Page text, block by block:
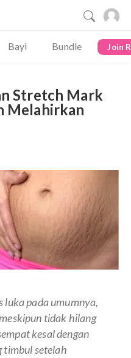
Bayi Bundle Join
Stretch Mark
Melahirkan
luka pada umumnya,
tidak hilang
kesal dengan
timbul setelah